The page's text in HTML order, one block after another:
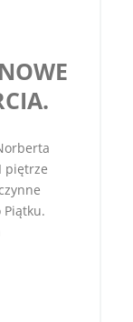
piętrze
Piątku.